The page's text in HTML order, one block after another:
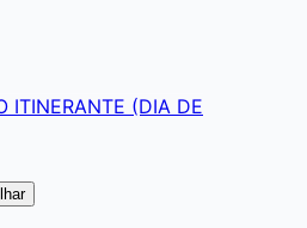
ITINERANTE (DIA DE